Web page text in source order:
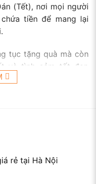
(Tết), nơi mọi người
tiền để mang lại
tục tặng quà mà còn
và tình cảm tốt đẹp
dịp lễ quan trọng.
hiệu của bạn có
thể tận dụng dịp lễ,
rẻ tại Hà Nội